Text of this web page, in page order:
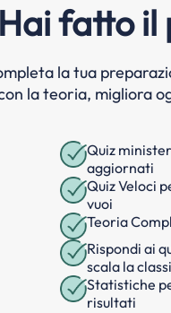
Hai fatto il
la tua
la teoria, migliora
Quiz
aggiornati
Quiz Veloci
vuoi
Teoria
Rispondi ai
scala la
Statistiche
risultati